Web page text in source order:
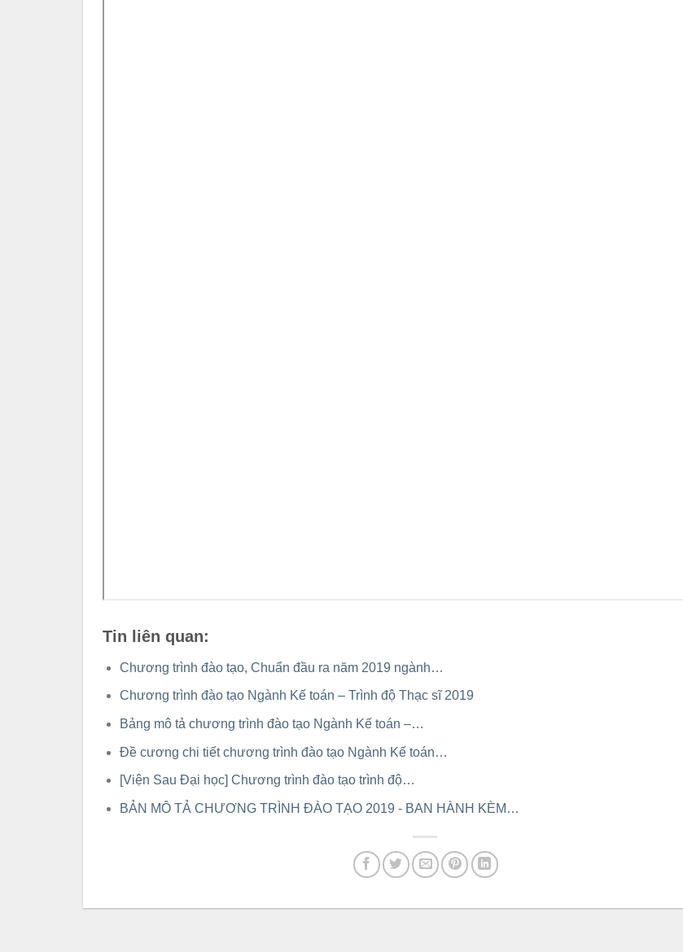
Tin liên quan:
Chương trình đào tạo, Chuẩn đầu ra năm 2019 ngành…
Chương trình đào tạo Ngành Kế toán – Trình độ Thạc sĩ 2019
Bảng mô tả chương trình đào tạo Ngành Kế toán –…
Đề cương chi tiết chương trình đào tạo Ngành Kế toán…
[Viện Sau Đại học] Chương trình đào tạo trình độ…
BẢN MÔ TẢ CHƯƠNG TRÌNH ĐÀO TẠO 2019 - BAN HÀNH KÈM…